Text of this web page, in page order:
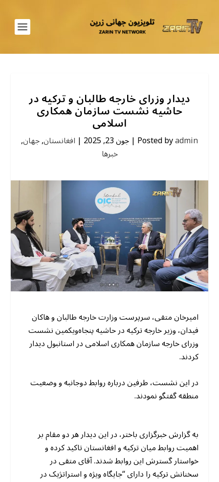
دیدار وزرای خارجه طالبان و ترکیه در
حاشیه نشست سازمان همکاری
اسلامی
Posted byadmin
| جون 23, 2025 | افغانستان,جهان,
خبرها
امیرخان متقی، سرپرست وزارت خارجه طالبان و هاکان
فیدان، وزیر خارجه ترکیه در حاشیه پنجاه‌و‌یکمین نشست
وزرای خارجه سازمان همکاری اسلامی در استانبول دیدار
کردند.
در این نشست، طرفین درباره روابط دوجانبه و وضعیت
منطقه گفتگو نمودند.
به گزارش خبرگزاری باختر، در این دیدار هر دو مقام بر
اهمیت روابط میان ترکیه و افغانستان تاکید کرده و
خواستار گسترش این روابط شدند. آقای متقی در
سخنانش ترکیه را دارای “جایگاه ویژه و استراتژیک در